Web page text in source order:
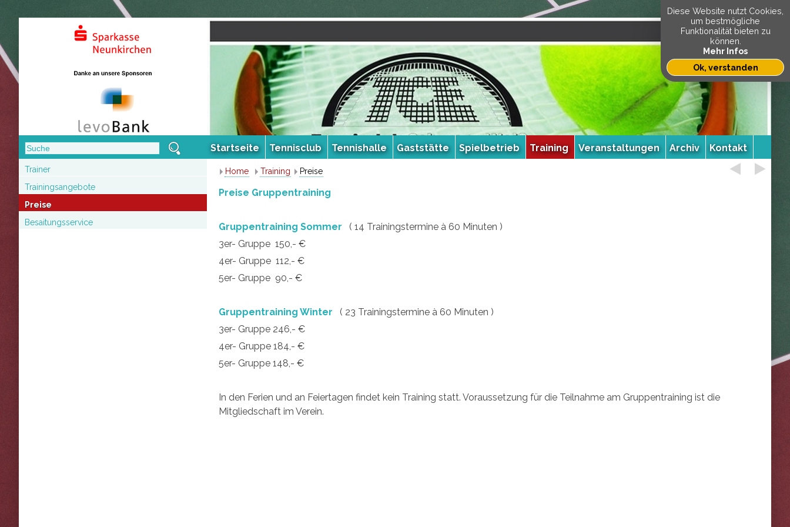
Startseite Tennisclub Tennishalle Gaststätte Spielbetrieb Training Veranstaltungen Archiv Kontakt
Trainer
Trainingsangebote
Preise
Besaitungsservice
Home Training Preise
Preise Gruppentraining
Gruppentraining Sommer ( 14 Trainingstermine à 60 Minuten )
3er- Gruppe 150,- €
4er- Gruppe 112,- €
5er- Gruppe 90,- €
Gruppentraining Winter ( 23 Trainingstermine à 60 Minuten )
3er- Gruppe 246,- €
4er- Gruppe 184,- €
5er- Gruppe 148,- €
In den Ferien und an Feiertagen findet kein Training statt. Voraussetzung für die Teilnahme am Gruppentraining ist die
Mitgliedschaft im Verein.
Diese Website nutzt Cookies,
um bestmögliche
Funktionalität bieten zu
können.
Mehr Infos
Ok, verstanden